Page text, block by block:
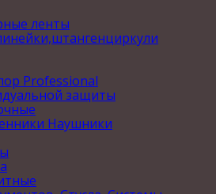
ленты
Professional
защиты
Наушники